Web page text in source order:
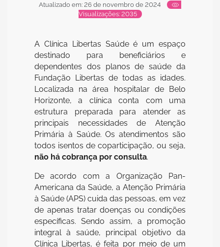
Atualizado em: 26 de novembro de 2024
Visualizações: 2035
A Clínica Libertas Saúde é um espaço
destinado para beneficiários e
dependentes dos planos de saúde da
Fundação Libertas de todas as idades.
Localizada na área hospitalar de Belo
Horizonte, a clínica conta com uma
estrutura preparada para atender as
principais necessidades de Atenção
Primária à Saúde. Os atendimentos são
todos isentos de coparticipação, ou seja,
não há cobrança por consulta.
De acordo com a Organização Pan-
Americana da Saúde, a Atenção Primária
à Saúde (APS) cuida das pessoas, em vez
de apenas tratar doenças ou condições
específicas. Sendo assim, a promoção
integral à saúde, principal objetivo da
Clínica Libertas, é feita por meio de um